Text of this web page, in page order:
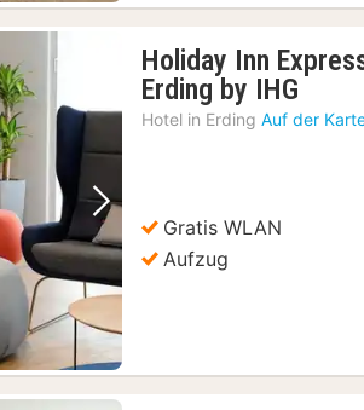
Nächstes Bild
Holiday Inn
Erding by IHG
Hotel in Erding Auf der
Gratis WLAN
Aufzug